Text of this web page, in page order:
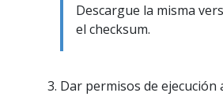
Descargue la misma
el checksum.
Dar permisos de ejecución